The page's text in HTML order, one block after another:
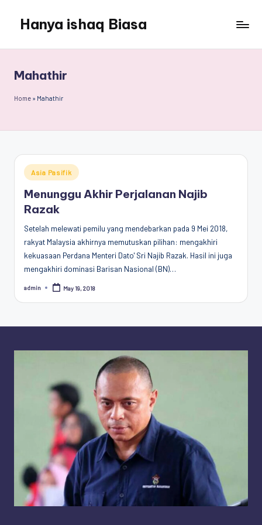
content
Hanya ishaq Biasa
Humas
Unhas,
Dosen
for
Peace,
Conflict,
and
(CPCD)
Universitas
Hasanuddin,
Penggiat
Komunitas
Kota
Mahathir
Home » Mahathir
Posted
in
Asia Pasifik
Menunggu Akhir Perjalanan Najib
Razak
Setelah melewati pemilu yang mendebarkan pada 9 Mei 2018,
rakyat Malaysia akhirnya memutuskan pilihan: mengakhiri
kekuasaan Perdana Menteri Dato' Sri Najib Razak. Hasil ini juga
mengakhiri dominasi Barisan Nasional (BN)…
Posted
admin May 19, 2018